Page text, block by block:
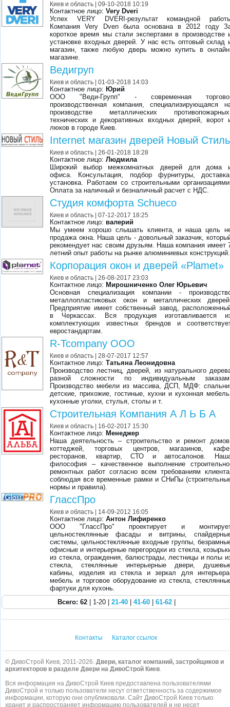
Киев и область | 09-10-2018 10:19
Контактное лицо:Very Dveri
Успех VERY DVERI-результат командной
Компания Very Dven была основана в 2012 году
короткое время мы стали экспертами в производстве
установке входных дверей. У нас есть оптовый склад
магазин, также любую дверь можно купить в
магазине.
Ведигруп
Киев и область | 01-03-2018 14:03
Контактное лицо: Юрий
ООО "Веди-Групп" - современная
производственная компания, специализирующаяся
производстве металлических
технических и декоративных входных дверей, ворот
люков в городе Киев.
Internet магазин дверей Новый Стиль
Киев и область | 26-01-2018 18:28
Контактное лицо:Людмила
Широкий выбор межкомнатных дверей для дома
офиса. Консультация, подбор фурнитуры,
установка. Работаем со строительными
Оплата за наличный и безналичный расчет с НДС.
Студия комфорта Schueco
Киев и область | 07-12-2017 18:25
Контактное лицо: валерий
Мы умеем хорошо слышать клиента, и наша цель
продажа окна. Наша цель - довольный заказчик,
рекомендует нас своим друзьям. Наша компания имеет
летний опыт работы на рынке алюминиевых конструкций.
Корпорация окон и дверей «Plamet»
Киев и область | 26-08-2017 23:03
Контактное лицо: Мирошниченко Олег Юрьевич
Основная специализация компании -
металлопластиковых окон и металлических
Предприятие имеет собственный завод,
в Черкассах. Вся продукция изготавливается
комплектующих известных брендов и
евростандартам.
R-Tcompany OOO
Киев и область | 28-07-2017 12:57
Контактное лицо:Татьяна Леонидовна
Производство лестниц, дверей, из натурального
разной сложности по индивидуальным
Производство мебели из массива, ДСП, МДФ:
детские, прихожие, гостиные, кухни и кухонная
кухонные уголки, стулья, столы и т.
Строительная Компания А Л Ь Б А
Киев и область | 16-02-2017 15:30
Контактное лицо: Менеджер
Наша деятельность – строительство и ремонт
коттеджей, торговых центров, магазинов,
ресторанов, квартир, СТО и автосалонов.
философия – качественное выполнение
ремонтных работ согласно всем требованиям
соблюдая все временные рамки и СНиПы
нормы и правила).
ГлассПро
Киев и область | 14-09-2012 16:05
Контактное лицо:Антон Лифиренко
ООО "ГлассПро" проектирует и
цельностеклянные фасады и витрины,
системы, цельностеклянные входные группы,
офисные и интерьерные перегородки из стекла,
из стекла, ограждения, балюстрады, лестницы и полы
стекла, стеклянные интерьерные двери,
кабины, изделия из стекла и зеркал для
мебель и торговое оборудование из стекла,
фартуки для кухонь.
Всего: 62 | 1-20 | 21-40 41-60 61-62
Контакты Каталог ссылок
© ДивоСтрой Киев, 2011-2026. Двери, каталог компаний, застройщиков и
архитекторов в разделе Двери на ДивоСтрой Киев.
Вся информация на ДивоСтрой Киев предоставлена пользователями
ДивоСтрой и только пользователи несут ответственность за содержимое
информации, которую они опубликовали. Сайт ДивоСтрой Киев только
хранит и распространяет информацию пользователей и не несет